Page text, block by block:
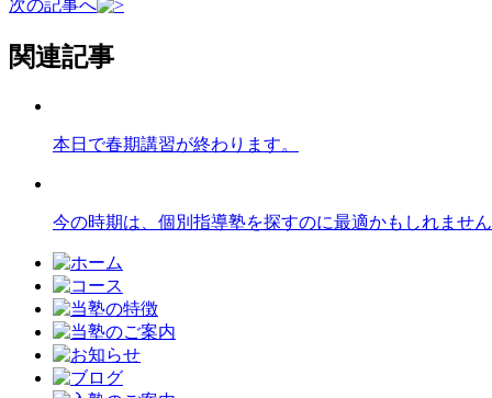
次の記事へ
関連記事
本日で春期講習が終わります。
今の時期は、個別指導塾を探すのに最適かもしれませ